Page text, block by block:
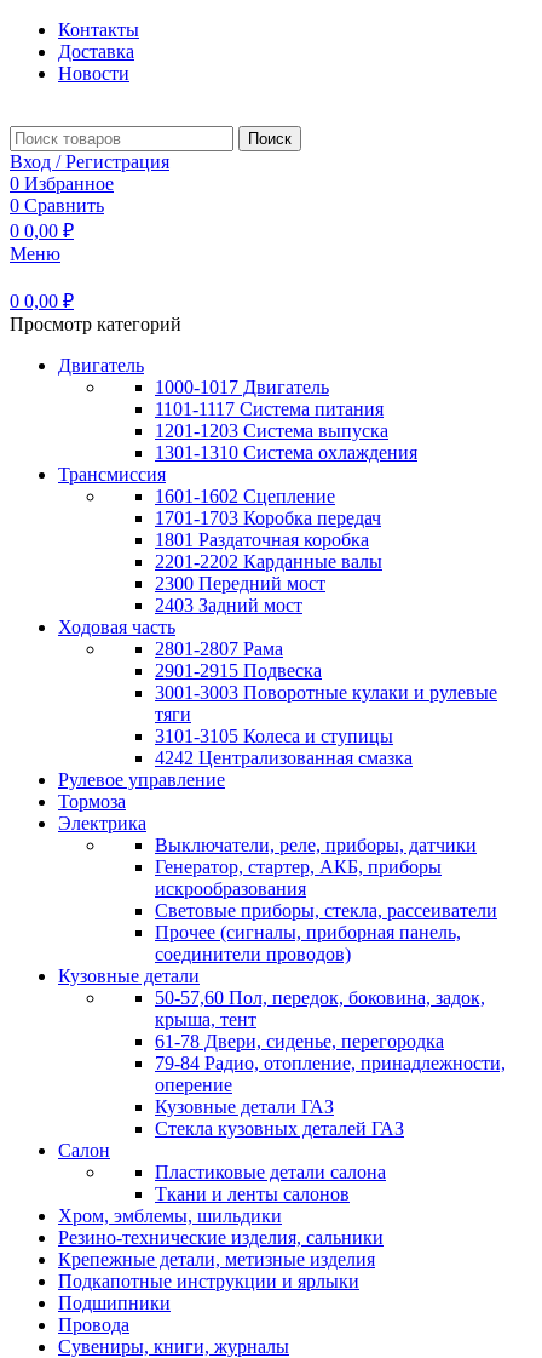
Контакты
Доставка
Новости
Поиск
Вход / Регистрация
0 Избранное
0 Сравнить
0 0,00 ₽
Меню
0 0,00 ₽
Просмотр категорий
Двигатель
1000-1017 Двигатель
1101-1117 Система питания
1201-1203 Система выпуска
1301-1310 Система охлаждения
Трансмиссия
1601-1602 Сцепление
1701-1703 Коробка передач
1801 Раздаточная коробка
2201-2202 Карданные валы
2300 Передний мост
2403 Задний мост
Ходовая часть
2801-2807 Рама
2901-2915 Подвеска
3001-3003 Поворотные кулаки и рулевые
тяги
3101-3105 Колеса и ступицы
4242 Централизованная смазка
Рулевое управление
Тормоза
Электрика
Выключатели, реле, приборы, датчики
Генератор, стартер, АКБ, приборы
искрообразования
Световые приборы, стекла, рассеиватели
Прочее (сигналы, приборная панель,
соединители проводов)
Кузовные детали
50-57,60 Пол, передок, боковина, задок,
крыша, тент
61-78 Двери, сиденье, перегородка
79-84 Радио, отопление, принадлежности,
оперение
Кузовные детали ГАЗ
Стекла кузовных деталей ГАЗ
Салон
Пластиковые детали салона
Ткани и ленты салонов
Хром, эмблемы, шильдики
Резино-технические изделия, сальники
Крепежные детали, метизные изделия
Подкапотные инструкции и ярлыки
Подшипники
Провода
Сувениры, книги, журналы